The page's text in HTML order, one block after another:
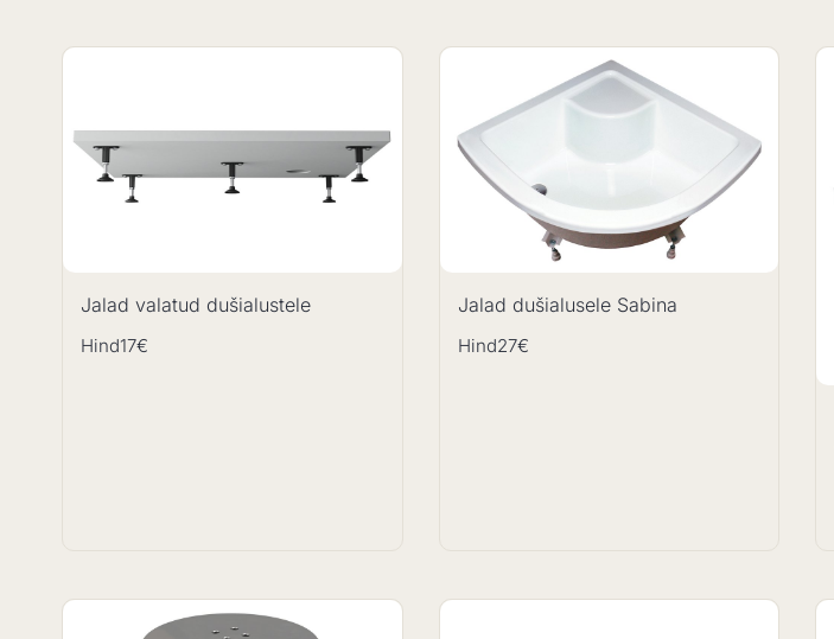
Jalad valatud dušialustele
Hind17€
Jalad dušialusele Sabina
Hind27€